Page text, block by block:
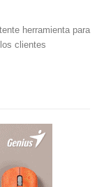
herramienta para
clientes